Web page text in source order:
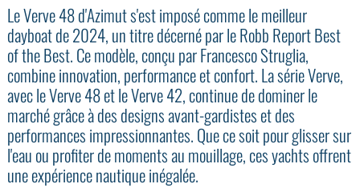
Le Verve 48 d'Azimut s'est imposé comme le meilleur
dayboat de 2024, un titre décerné par le Robb Report Best
of the Best. Ce modèle, conçu par Francesco Struglia,
combine innovation, performance et confort. La série Verve,
avec le Verve 48 et le Verve 42, continue de dominer le
marché grâce à des designs avant-gardistes et des
performances impressionnantes. Que ce soit pour glisser sur
l'eau ou profiter de moments au mouillage, ces yachts offrent
une expérience nautique inégalée.